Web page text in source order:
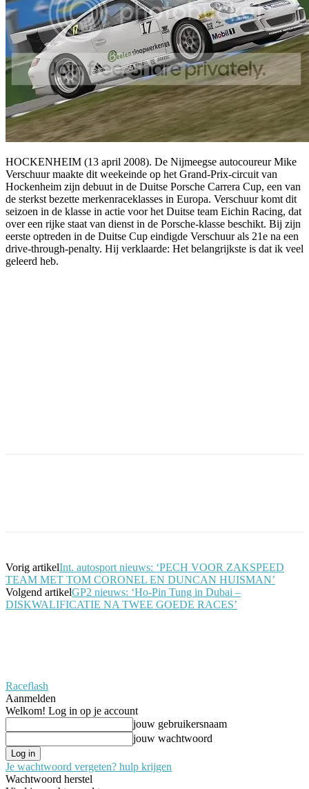
HOCKENHEIM (13 april 2008). De Nijmeegse autocoureur Mike
Verschuur maakte dit weekeinde op het Grand-Prix-circuit van
Hockenheim zijn debuut in de Duitse Porsche Carrera Cup, een van
de sterkst bezette merkenraceklasses in Europa. Verschuur komt dit
seizoen in de klasse in actie voor het Duitse team Eichin Racing, dat
over een rijke staat van dienst in de Porsche-klasse beschikt. Bij zijn
eerste optreden in de Duitse Cup eindigde Verschuur als 21e na een
drive-through-penalty. Hij verklaarde: Het belangrijkste is dat ik veel
geleerd heb.
Vorig artikelInt. autosport nieuws: ‘PECH VOOR ZAKSPEED
TEAM MET TOM CORONEL EN DUNCAN HUISMAN’
Volgend artikelGP2 nieuws: ‘Ho-Pin Tung in Dubai –
DISKWALIFICATIE NA TWEE GOEDE RACES’
Raceflash
Aanmelden
Welkom! Log in op je account
jouw gebruikersnaam
jouw wachtwoord
Je wachtwoord vergeten? hulp krijgen
Wachtwoord herstel